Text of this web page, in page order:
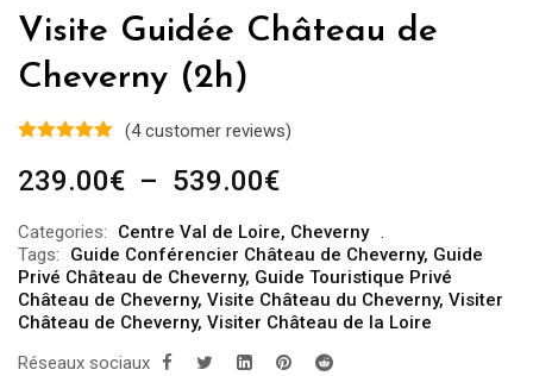
Visite Guidée Château de
Cheverny (2h)
(4customer reviews)
239.00€ – 539.00€Plage
prix :
239.00€
à
539.00€
Categories: Centre Val de Loire, Cheverny
Tags:
Guide Conférencier Château de Cheverny, Guide
Privé Château de Cheverny, Guide Touristique Privé
Château de Cheverny, Visite Château du Cheverny, Visiter
Château de Cheverny, Visiter Château de la Loire
Réseaux sociaux